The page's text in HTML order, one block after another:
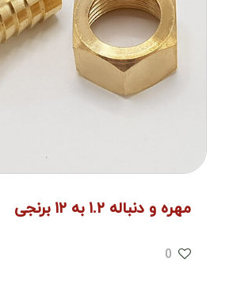
مهره و دنباله ۱.۲ به ۱۲ برنجی
0